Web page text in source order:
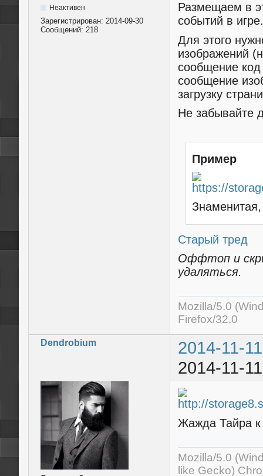
Неактивен
Зарегистрирован: 2014-09-30
Сообщений: 218
Размещаем в
событий в
Для этого
изображений
сообщение
сообщение
загрузку
Не забывайте
Пример
Старый тред
Оффтоп и
удаляться.
Mozilla/5.0
Firefox/32.0
Dendrobium
2014-11-
2014-11-
Жажда Тайра
Mozilla/5.0
like Gecko)